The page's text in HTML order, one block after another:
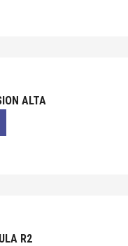
ALTA
R2